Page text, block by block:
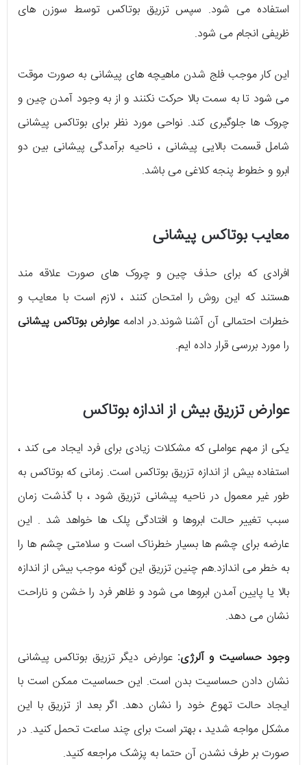
استفاده می شود. سپس تزریق بوتاکس توسط سوزن های
ظریفی انجام می شود.
این کار موجب فلج شدن ماهیچه های پیشانی به صورت موقت
می شود تا به سمت بالا حرکت نکنند و از به وجود آمدن چین و
چروک ها جلوگیری کند. نواحی مورد نظر برای بوتاکس پیشانی
شامل قسمت بالایی پیشانی ، ناحیه برآمدگی پیشانی بین دو
ابرو و خطوط پنجه کلاغی می باشد.
معایب بوتاکس پیشانی
افرادی که برای حذف چین و چروک های صورت علاقه مند
هستند که این روش را امتحان کنند ، لازم است با معایب و
خطرات احتمالی آن آشنا شوند.در ادامهعوارض بوتاکس پیشانی
را مورد بررسی قرار داده ایم.
عوارض تزریق بیش از اندازه بوتاکس
یکی از مهم عواملی که مشکلات زیادی برای فرد ایجاد می کند ،
استفاده بیش از اندازه تزریق بوتاکس است. زمانی که بوتاکس به
طور غیر معمول در ناحیه پیشانی تزریق شود ، با گذشت زمان
سبب تغییر حالت ابروها و افتادگی پلک ها خواهد شد . این
عارضه برای چشم ها بسیار خطرناک است و سلامتی چشم ها را
به خطر می اندازد.هم چنین تزریق این گونه موجب بیش از اندازه
بالا یا پایین آمدن ابروها می شود و ظاهر فرد را خشن و ناراحت
نشان می دهد.
وجود حساسیت و آلرژی: عوارض دیگر تزریق بوتاکس پیشانی
نشان دادن حساسیت بدن است. این حساسیت ممکن است با
ایجاد حالت تهوع خود را نشان دهد. اگر بعد از تزریق با این
مشکل مواجه شدید ، بهتر است برای چند ساعت تحمل کنید. در
صورت بر طرف نشدن آن حتما به پزشک مراجعه کنید.